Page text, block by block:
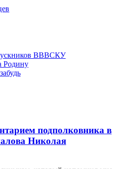
ВВВСКУ
Родину
подполковника в
Николая